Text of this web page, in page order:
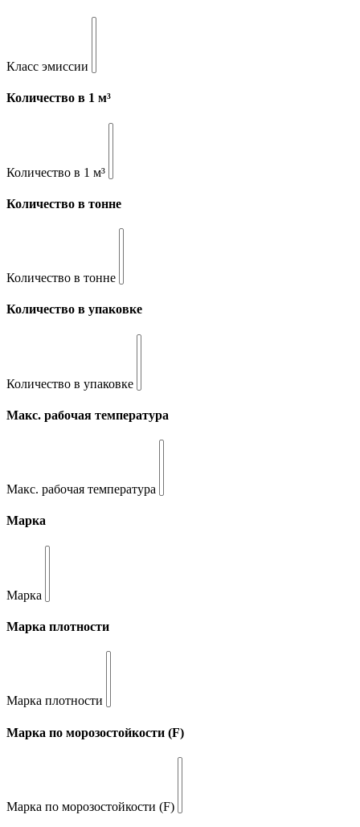
Класс эмиссии
Количество в 1 м³
Количество в 1 м³
Количество в тонне
Количество в тонне
Количество в упаковке
Количество в упаковке
Макс. рабочая температура
Макс. рабочая температура
Марка
Марка
Марка плотности
Марка плотности
Марка по морозостойкости (F)
Марка по морозостойкости (F)